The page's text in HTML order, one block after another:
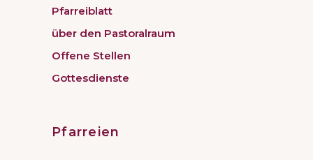
Pfarreiblatt
über den Pastoralraum
Offene Stellen
Gottesdienste
Pfarreien